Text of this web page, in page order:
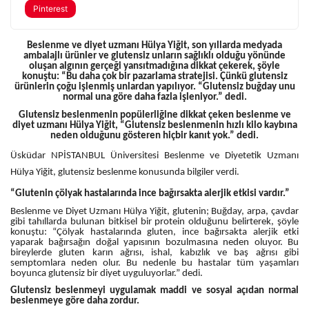
Pinterest
Beslenme ve diyet uzmanı Hülya Yiğit, son yıllarda medyada
ambalajlı ürünler ve glutensiz unların sağlıklı olduğu yönünde
oluşan algının gerçeği yansıtmadığına dikkat çekerek, şöyle
konuştu: “Bu daha çok bir pazarlama stratejisi. Çünkü glutensiz
ürünlerin çoğu işlenmiş unlardan yapılıyor. “Glutensiz buğday unu
normal una göre daha fazla işleniyor.” dedi.
Glutensiz beslenmenin popülerliğine dikkat çeken beslenme ve
diyet uzmanı Hülya Yiğit, “Glutensiz beslenmenin hızlı kilo kaybına
neden olduğunu gösteren hiçbir kanıt yok.” dedi.
Üsküdar NPİSTANBUL Üniversitesi Beslenme ve Diyetetik Uzmanı
Hülya Yiğit, glutensiz beslenme konusunda bilgiler verdi.
“Glutenin çölyak hastalarında ince bağırsakta alerjik etkisi vardır.”
Beslenme ve Diyet Uzmanı Hülya Yiğit, glutenin; Buğday, arpa, çavdar
gibi tahıllarda bulunan bitkisel bir protein olduğunu belirterek, şöyle
konuştu: “Çölyak hastalarında gluten, ince bağırsakta alerjik etki
yaparak bağırsağın doğal yapısının bozulmasına neden oluyor. Bu
bireylerde gluten karın ağrısı, ishal, kabızlık ve baş ağrısı gibi
semptomlara neden olur. Bu nedenle bu hastalar tüm yaşamları
boyunca glutensiz bir diyet uyguluyorlar.” dedi.
Glutensiz beslenmeyi uygulamak maddi ve sosyal açıdan normal
beslenmeye göre daha zordur.